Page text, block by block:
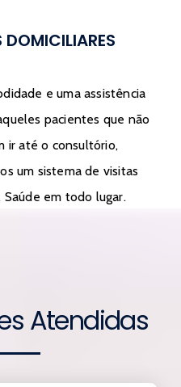
DOMICILIARES
e uma assistência
pacientes que não
ir até o consultório,
um sistema de visitas
Saúde em todo lugar.
Atendidas